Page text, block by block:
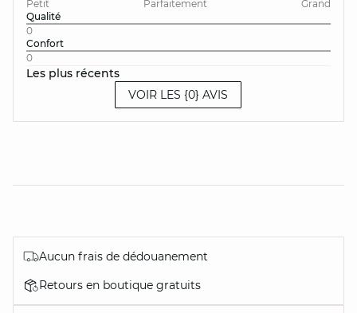
Petit
Parfaitement
Grand
Qualité
0
Confort
0
Les plus récents
VOIR LES {0} AVIS
Aucun frais de dédouanement
Retours en boutique gratuits